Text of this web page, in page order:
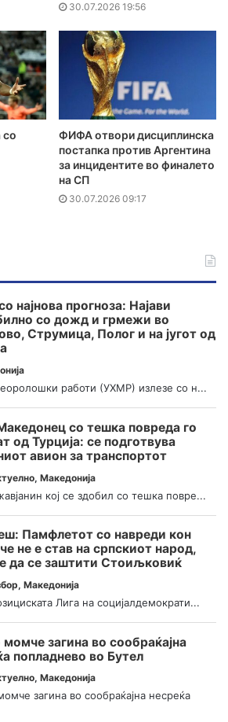
30.07.2026 19:56
со
ФИФА отвори дисциплинска
постапка против Аргентина
за инцидентите во финалето
на СП
30.07.2026 09:17
најнова прогноза: Најави
со дожд и грмежи во
Струмица, Полог и на југот од
работи (УХМР) излезе со н...
со тешка повреда го
од Турција: се подготвува
авион за транспортот
, Македонија
кој се здобил со тешка повре...
Памфлетот со навреди кон
не е став на српскиот народ,
да се заштити Стоиљковиќ
, Македонија
Лига на социјалдемократи...
загина во сообраќајна
попладнево во Бутел
, Македонија
загина во сообраќајна несреќа